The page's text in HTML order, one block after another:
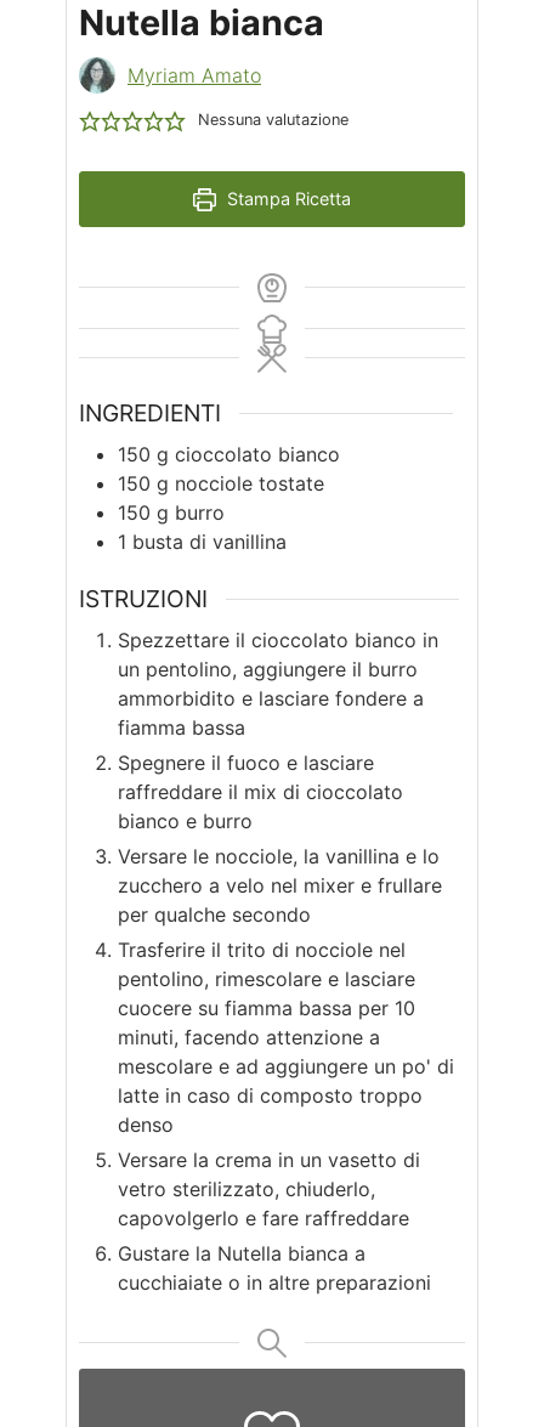
Nutella bianca
Myriam Amato
Nessuna valutazione
Stampa Ricetta
INGREDIENTI
150 g cioccolato bianco
150 g nocciole tostate
150 g burro
1 busta di vanillina
ISTRUZIONI
Spezzettare il cioccolato bianco in
un pentolino, aggiungere il burro
ammorbidito e lasciare fondere a
fiamma bassa
Spegnere il fuoco e lasciare
raffreddare il mix di cioccolato
bianco e burro
Versare le nocciole, la vanillina e lo
zucchero a velo nel mixer e frullare
per qualche secondo
Trasferire il trito di nocciole nel
pentolino, rimescolare e lasciare
cuocere su fiamma bassa per 10
minuti, facendo attenzione a
mescolare e ad aggiungere un po' di
latte in caso di composto troppo
denso
Versare la crema in un vasetto di
vetro sterilizzato, chiuderlo,
capovolgerlo e fare raffreddare
Gustare la Nutella bianca a
cucchiaiate o in altre preparazioni